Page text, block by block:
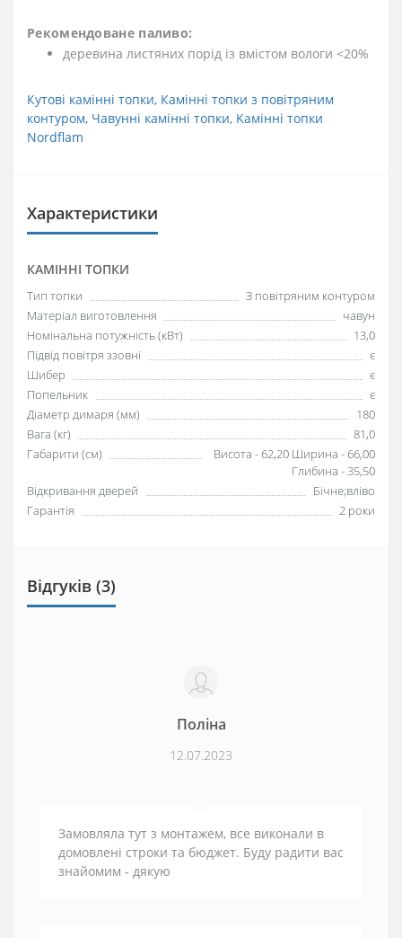
Рекомендоване паливо:
деревина листяних порід із вмістом вологи <20%
Кутові камінні топки, Камінні топки з повітряним
контуром, Чавунні камінні топки, Kамінні топки
Nordflam
Характеристики
КАМІННІ ТОПКИ
Тип топки
З повітряним контуром
Матеріал виготовлення
чавун
Номінальна потужність (кВт)
13,0
Підвід повітря ззовні
є
Шибер
є
Попельник
є
Діаметр димаря (мм)
180
Вага (кг)
81,0
Габарити (см)
Висота - 62,20 Ширина - 66,00
Глибина - 35,50
Відкривання дверей
Бічне;вліво
Гарантія
2 роки
Відгуків (3)
Поліна
12.07.2023
Замовляла тут з монтажем, все виконали в
домовлені строки та бюджет. Буду радити вас
знайомим - дякую